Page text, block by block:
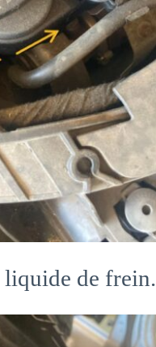
liquide de frein.